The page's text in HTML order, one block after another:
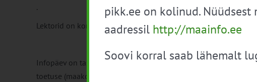
.
Lektorid on konsulendid: Mai Vaher, Jekaterina Näälik ja Lea
Infopäev on tasuta ja see korraldatakse Eesti Maaelu
toetuse (maakondliku ulatusega tegevused)“ meetme 1.1
pikk.ee on kolinud. Nüüdsest
aadressil http://maainfo.ee
Soovi korral saab lähemalt